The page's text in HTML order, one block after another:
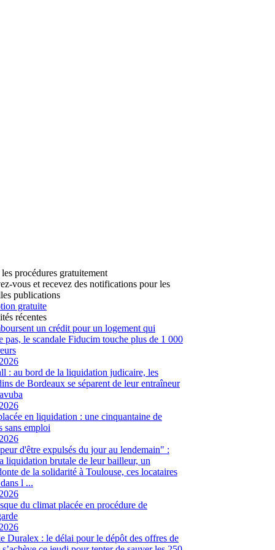
procédures gratuitement
vous et recevez des notifications pour les
publications
gratuite
récentes
un crédit pour un logement qui
pas, le scandale Fiducim touche plus de 1 000
: au bord de la liquidation judicaire, les
de Bordeaux se séparent de leur entraîneur
en liquidation : une cinquantaine de
sans emploi
d'être expulsés du jour au lendemain" :
liquidation brutale de leur bailleur, un
de la solidarité à Toulouse, ces locataires
l ...
du climat placée en procédure de
Duralex : le délai pour le dépôt des offres de